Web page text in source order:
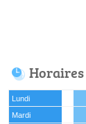
Horaires
Lundi
Mardi